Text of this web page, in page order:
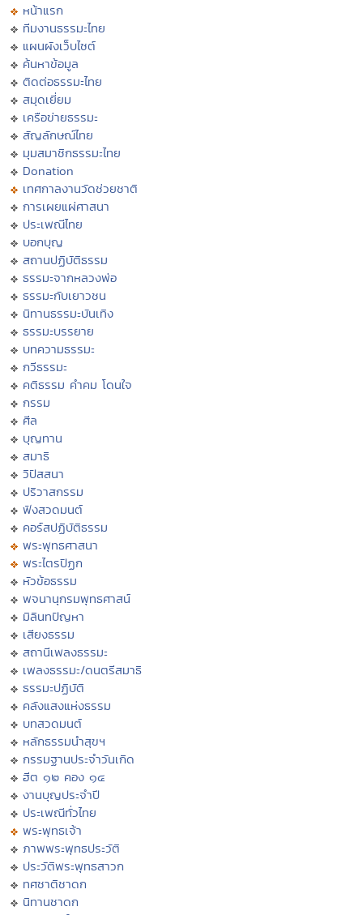
หน้าแรก
ทีมงานธรรมะไทย
แผนผังเว็บไซต์
ค้นหาข้อมูล
ติดต่อธรรมะไทย
สมุดเยี่ยม
เครือข่ายธรรมะ
สัญลักษณ์ไทย
มุมสมาชิกธรรมะไทย
Donation
เทศกาลงานวัดช่วยชาติ
การเผยแผ่ศาสนา
ประเพณีไทย
บอกบุญ
สถานปฏิบัติธรรม
ธรรมะจากหลวงพ่อ
ธรรมะกับเยาวชน
นิทานธรรมะบันเทิง
ธรรมะบรรยาย
บทความธรรมะ
กวีธรรมะ
คติธรรม คำคม โดนใจ
กรรม
ศีล
บุญทาน
สมาธิ
วิปัสสนา
ปริวาสกรรม
ฟังสวดมนต์
คอร์สปฏิบัติธรรม
พระพุทธศาสนา
พระไตรปิฏก
หัวข้อธรรม
พจนานุกรมพุทธศาสน์
มิลินทปัญหา
เสียงธรรม
สถานีเพลงธรรมะ
เพลงธรรมะ/ดนตรีสมาธิ
ธรรมะปฏิบัติ
คลังแสงแห่งธรรม
บทสวดมนต์
หลักธรรมนำสุขฯ
กรรมฐานประจำวันเกิด
ฮีต ๑๒ คอง ๑๔
งานบุญประจำปี
ประเพณีทั่วไทย
พระพุทธเจ้า
ภาพพระพุทธประวัติ
ประวัติพระพุทธสาวก
ทศชาติชาดก
นิทานชาดก